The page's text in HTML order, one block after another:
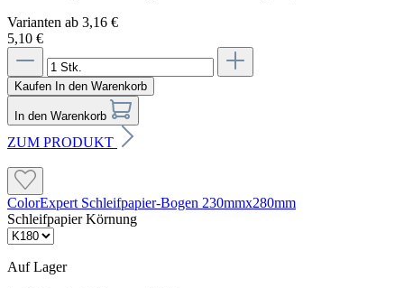
Varianten ab 3,16 €
5,10 €
Kaufen In den Warenkorb
In den Warenkorb
ZUM PRODUKT
ColorExpert Schleifpapier-Bogen 230mmx280mm
Schleifpapier Körnung
Auf Lager